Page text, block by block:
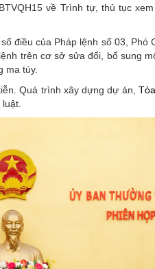
về Trình tự, thủ tục
điều của Pháp lệnh số 03, Phó
trên cơ sở sửa đổi, bổ sung
ma túy.
Quá trình xây dựng dự án,